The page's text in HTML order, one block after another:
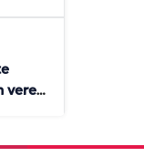
veren